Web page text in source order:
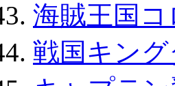
海賊王国
戦国キン